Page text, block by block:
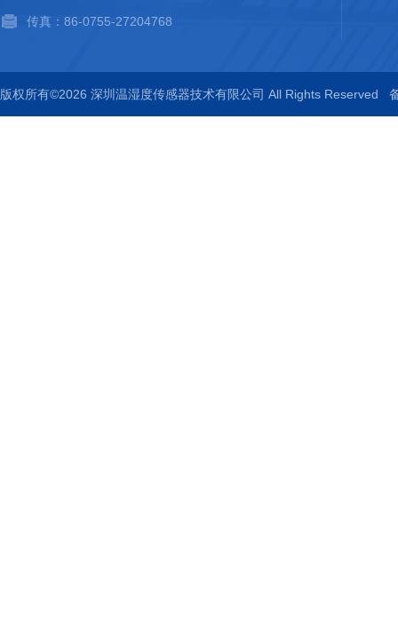
传真：86-0755-27204768
版权所有©2026 深圳温湿度传感器技术有限公司 All Rights Reserved